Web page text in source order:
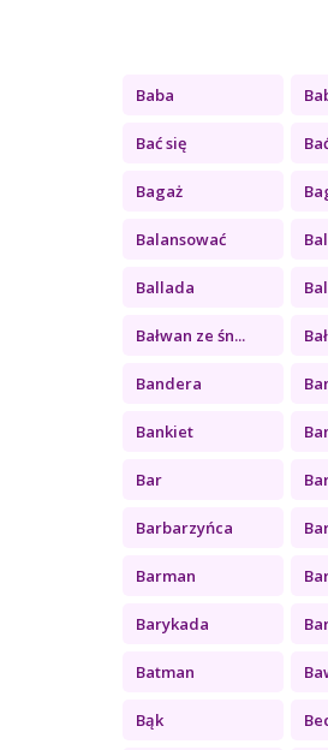
Baba
Bać się
Bagaż
Balansować
Ballada
Bałwan ze śn...
Bandera
Bankiet
Bar
Barbarzyńca
Barman
Barykada
Batman
Bąk